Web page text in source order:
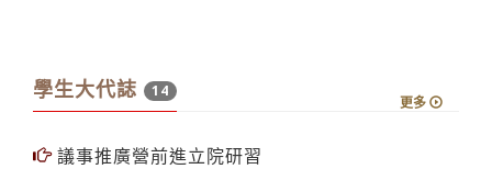
學生大代誌 14
更多
議事推廣營前進立院研習